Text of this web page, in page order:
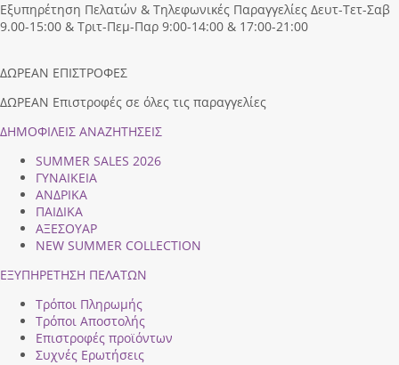
Εξυπηρέτηση Πελατών & Τηλεφωνικές Παραγγελίες Δευτ-Τετ-Σαβ
9.00-15:00 & Τριτ-Πεμ-Παρ 9:00-14:00 & 17:00-21:00
ΔΩΡΕΑΝ ΕΠΙΣΤΡΟΦΕΣ
ΔΩΡΕΑΝ Επιστροφές σε όλες τις παραγγελίες
ΔΗΜΟΦΙΛEIΣ ΑΝΑΖΗΤΗΣΕΙΣ
SUMMER SALES 2026
ΓΥΝΑΙΚΕΙΑ
ΑΝΔΡΙΚΑ
ΠΑΙΔΙΚΑ
ΑΞΕΣΟΥΑΡ
NEW SUMMER COLLECTION
ΕΞΥΠΗΡΕΤΗΣΗ ΠΕΛΑΤΩΝ
Τρόποι Πληρωμής
Τρόποι Αποστολής
Επιστροφές προϊόντων
Συχνές Ερωτήσεις